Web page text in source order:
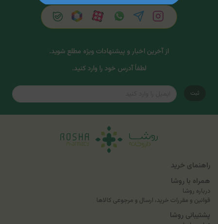
از آخرین اخبار و پیشنهادات ویژه مطلع شوید.
لطفاً آدرس خود را وارد کنید.
ثبت
راهنمای خرید
همراه با روشا
درباره روشا
قوانین و مقررات خرید، ارسال و مرجوعی کالاها
پشتیبانی روشا